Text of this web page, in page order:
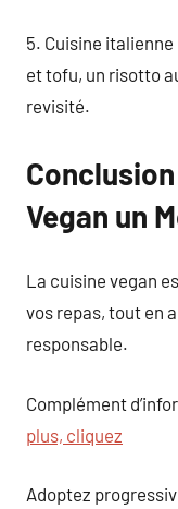
5. Cuisine
et tofu, un risotto
revisité.
Vegan un
La cuisine vegan
vos repas, tout en
responsable.
Complément
plus, cliquez
Adoptez